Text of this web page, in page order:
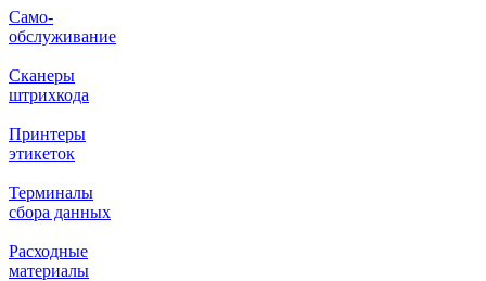
Само-
обслуживание
Сканеры
штрихкода
Принтеры
этикеток
Терминалы
сбора данных
Расходные
материалы